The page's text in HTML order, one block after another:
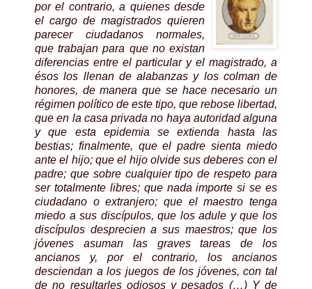
por el contrario, a quienes desde
el cargo de magistrados quieren
parecer ciudadanos normales,
que trabajan para que no existan
diferencias entre el particular y el magistrado, a
ésos los llenan de alabanzas y los colman de
honores, de manera que se hace necesario un
régimen político de este tipo, que rebose libertad,
que en la casa privada no haya autoridad alguna
y que esta epidemia se extienda hasta las
bestias; finalmente, que el padre sienta miedo
ante el hijo; que el hijo olvide sus deberes con el
padre; que sobre cualquier tipo de respeto para
ser totalmente libres; que nada importe si se es
ciudadano o extranjero; que el maestro tenga
miedo a sus discípulos, que los adule y que los
discípulos desprecien a sus maestros; que los
jóvenes asuman las graves tareas de los
ancianos y, por el contrario, los ancianos
desciendan a los juegos de los jóvenes, con tal
de no resultarles odiosos y pesados (…) Y de